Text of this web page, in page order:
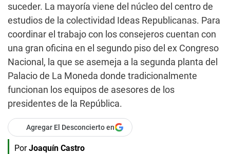
suceder. La mayoría viene del núcleo del centro de
estudios de la colectividad Ideas Republicanas. Para
coordinar el trabajo con los consejeros cuentan con
una gran oficina en el segundo piso del ex Congreso
Nacional, la que se asemeja a la segunda planta del
Palacio de La Moneda donde tradicionalmente
funcionan los equipos de asesores de los
presidentes de la República.
Agregar El Desconcierto en
Por Joaquín Castro